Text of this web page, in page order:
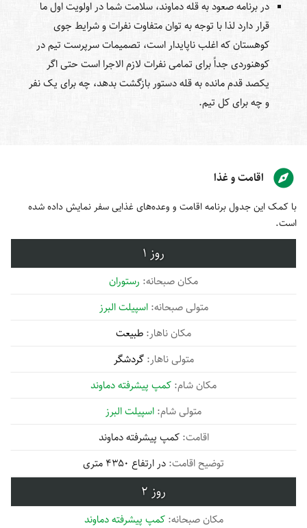
در برنامه صعود به قله دماوند، سلامت شما در اولویت اول ما
قرار دارد لذا با توجه به توان متفاوت نفرات و شرایط جوی
کوهستان که اغلب ناپایدار است، تصمیمات سرپرست تیم در
کوهنوردی جداً برای تمامی نفرات لازم الاجرا است حتی اگر
یکصد قدم مانده به قله دستور بازگشت بدهد، چه برای یک نفر
و چه برای کل تیم.
اقامت و غذا
با کمک این جدول برنامه اقامت و وعده‌های غذایی سفر نمایش داده شده
است.
1
رستوران
اسپیلت البرز
طبیعت
گردشگر
کمپ پیشرفته دماوند
اسپیلت البرز
کمپ پیشرفته دماوند
در ارتفاع 4350 متری
2
کمپ پیشرفته دماوند